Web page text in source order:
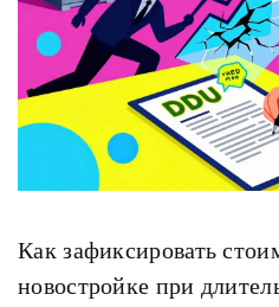
Как зафиксировать
новостройке при